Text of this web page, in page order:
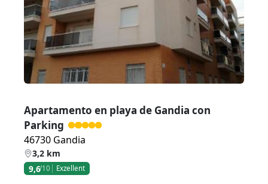
Apartamento en playa de Gandia con
Parking
46730 Gandia
3,2 km
9,6/10 Exzellent